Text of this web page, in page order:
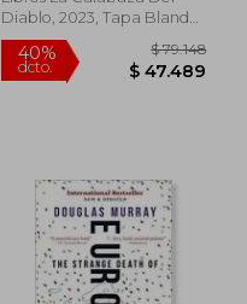
dcto.
Diablo, 2023, Tapa Blanda,
Nuevo